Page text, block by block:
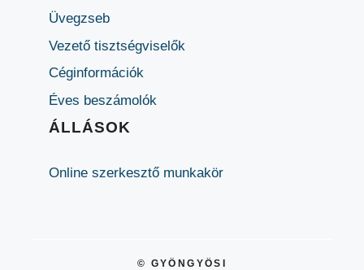
Üvegzseb
Vezető tisztségviselők
Céginformációk
Éves beszámolók
ÁLLÁSOK
Online szerkesztő munkakör
© GYÖNGYÖSI